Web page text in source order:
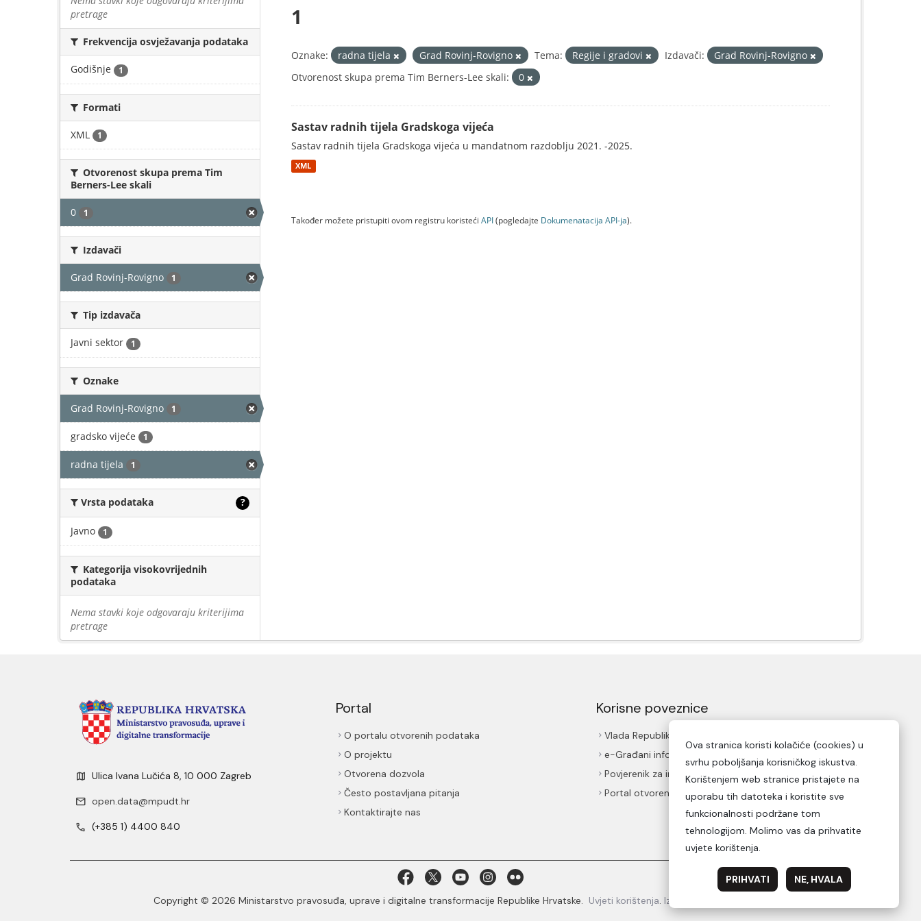
pretrage
Frekvencija osvježavanja podataka
Godišnje 1
Formati
XML 1
Otvorenost skupa prema Tim
Berners-Lee skali
0 1
Izdavači
Grad Rovinj-Rovigno 1
Tip izdavača
Javni sektor 1
Oznake
Grad Rovinj-Rovigno 1
gradsko vijeće 1
radna tijela 1
Vrsta podataka ?
Javno 1
Kategorija visokovrijednih
podataka
Nema stavki koje odgovaraju kriterijima
pretrage
1
Oznake: radna tijela Grad Rovinj-Rovigno Tema: Regije i gradovi Izdavači:
Grad Rovinj-Rovigno
Otvorenost skupa prema Tim Berners-Lee skali:
0
Sastav radnih tijela Gradskoga vijeća
Sastav radnih tijela Gradskoga vijeća u mandatnom razdoblju 2021. -2025.
XML
Također možete pristupiti ovom registru koristeći API(pogledajte Dokumenаtаcijа API-jа).